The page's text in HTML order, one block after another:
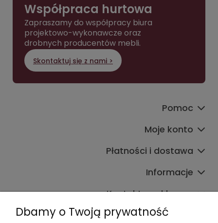
Współpraca hurtowa
Zapraszamy do współpracy biura
projektowo-wykonawcze oraz
drobnych producentów mebli.
Skontaktuj się z nami >
Pomoc
Moje konto
Płatności i dostawa
Informacje
Kontakt ze sklepem
Dbamy o Twoją prywatność